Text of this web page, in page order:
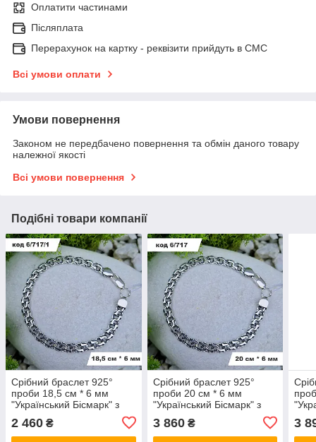
Оплатити частинами
Післяплата
Перерахунок на картку - реквізити прийдуть в СМС
Всі умови оплати
Умови повернення
Законом не передбачено повернення та обмін даного товару
належної якості
Всі умови повернення
Подібні товари компанії
Срібний браслет 925°
проби 18,5 см * 6 мм
"Український Бісмарк" з
2 460 ₴
Срібний браслет 925°
проби 20 см * 6 мм
"Український Бісмарк" з
3 860₴ 3